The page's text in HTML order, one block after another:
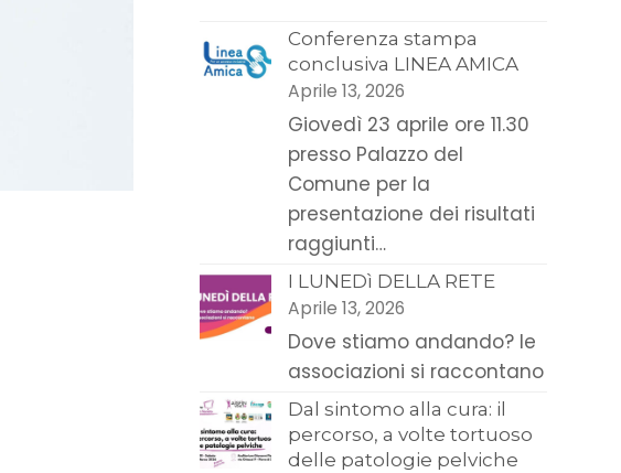
Conferenza stampa
conclusiva LINEA AMICA
Aprile 13, 2026
Giovedì 23 aprile ore 11.30
presso Palazzo del
Comune per la
presentazione dei risultati
raggiunti…
I LUNEDì DELLA RETE
Aprile 13, 2026
Dove stiamo andando? le
associazioni si raccontano
Dal sintomo alla cura: il
percorso, a volte tortuoso
delle patologie pelviche